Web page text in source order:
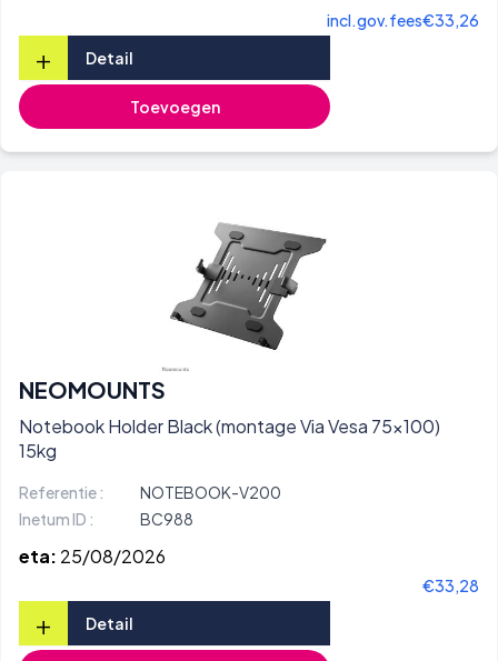
incl.gov.fees€33,26
+ Detail
Toevoegen
NEOMOUNTS
Notebook Holder Black (montage Via Vesa 75x100)
15kg
Referentie :
NOTEBOOK-V200
Inetum ID :
BC988
eta: 25/08/2026
€33,28
+ Detail